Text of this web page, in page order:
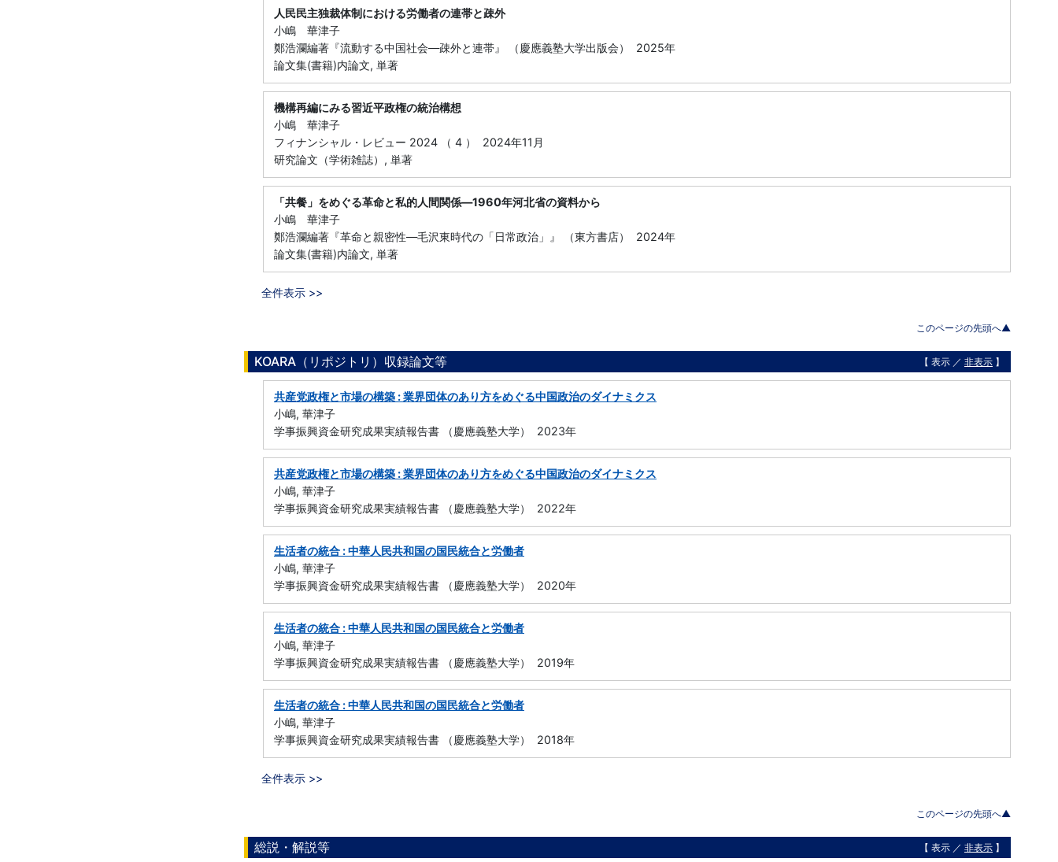
人民民主独裁体制における労働者の連帯と疎外
小嶋 華津子
鄭浩瀾編著『流動する中国社会―疎外と連帯』 （慶應義塾大学出版会） 2025年
論文集(書籍)内論文, 単著
機構再編にみる習近平政権の統治構想
小嶋 華津子
フィナンシャル・レビュー 2024 （ 4 ） 2024年11月
研究論文（学術雑誌）, 単著
「共餐」をめぐる革命と私的人間関係―1960年河北省の資料から
小嶋 華津子
鄭浩瀾編著『革命と親密性―毛沢東時代の「日常政治」』 （東方書店） 2024年
論文集(書籍)内論文, 単著
全件表示 >>
このページの先頭へ▲
KOARA（リポジトリ）収録論文等 【 表示 ／ 非表示 】
共産党政権と市場の構築 : 業界団体のあり方をめぐる中国政治のダイナミクス
小嶋, 華津子
学事振興資金研究成果実績報告書 （慶應義塾大学） 2023年
共産党政権と市場の構築 : 業界団体のあり方をめぐる中国政治のダイナミクス
小嶋, 華津子
学事振興資金研究成果実績報告書 （慶應義塾大学） 2022年
生活者の統合 : 中華人民共和国の国民統合と労働者
小嶋, 華津子
学事振興資金研究成果実績報告書 （慶應義塾大学） 2020年
生活者の統合 : 中華人民共和国の国民統合と労働者
小嶋, 華津子
学事振興資金研究成果実績報告書 （慶應義塾大学） 2019年
生活者の統合 : 中華人民共和国の国民統合と労働者
小嶋, 華津子
学事振興資金研究成果実績報告書 （慶應義塾大学） 2018年
全件表示 >>
このページの先頭へ▲
総説・解説等 【 表示 ／ 非表示 】